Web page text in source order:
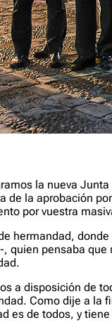
la nueva
de la aprobación
por vuestra
hermandad,
quien pensaba
a disposición de
Como dije a la
es de todos, y